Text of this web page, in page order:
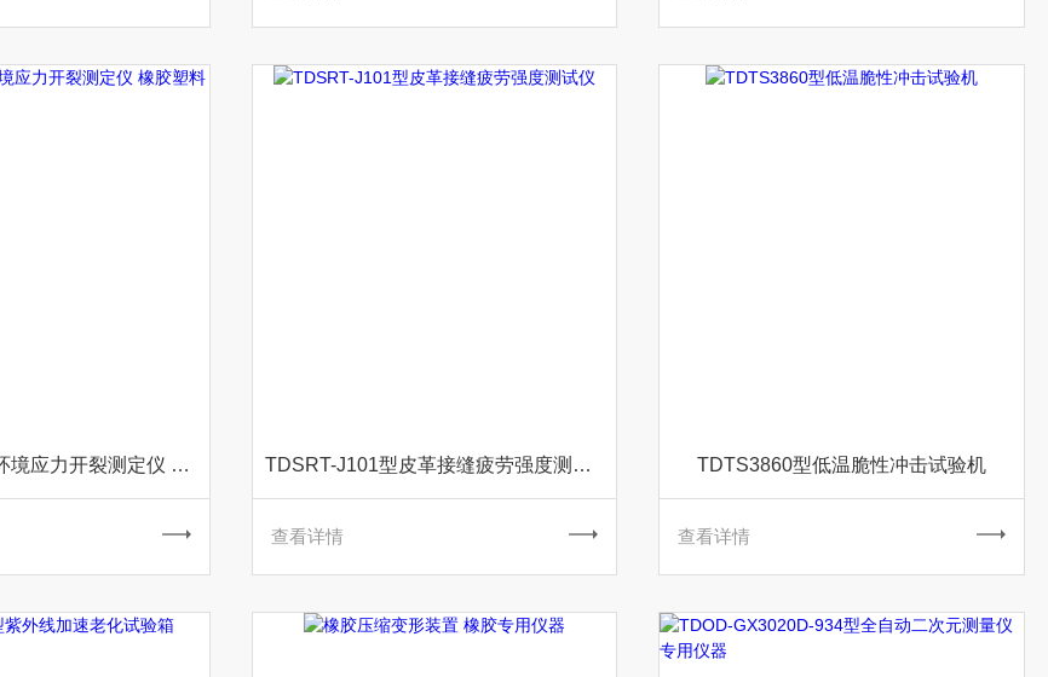
TDNYK-06型耐环境应力开裂测定仪 橡胶塑料专用仪器 TDSRT-J101型皮革接缝疲劳强度测试仪
查看详情
TDTS3860型低温脆性冲击试验机
查看详情